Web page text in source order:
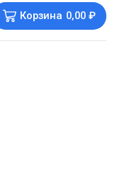
Корзина 0,00 ₽